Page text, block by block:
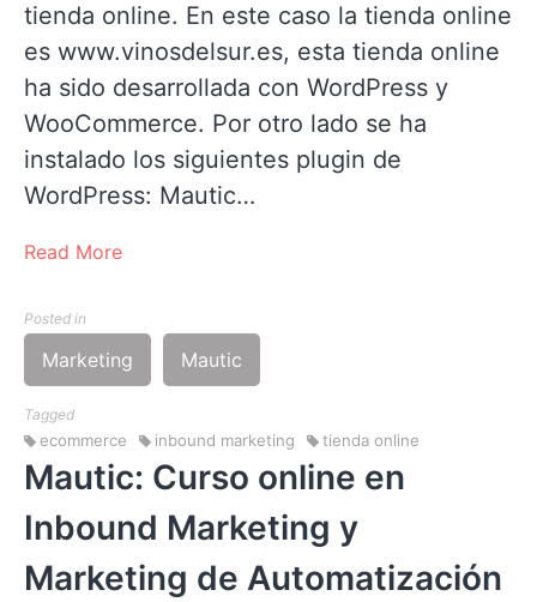
tienda online. En este caso la tienda online
es www.vinosdelsur.es, esta tienda online
ha sido desarrollada con WordPress y
WooCommerce. Por otro lado se ha
instalado los siguientes plugin de
WordPress: Mautic…
Read More
Posted in
Marketing Mautic
Tagged
ecommerce inbound marketing tienda online
Mautic: Curso online en
Inbound Marketing y
Marketing de Automatización